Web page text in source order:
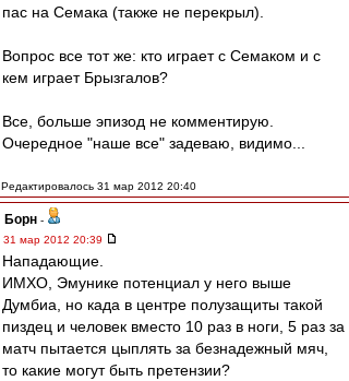
пас на Семака (также не перекрыл).
Вопрос все тот же: кто играет с Семаком и с
кем играет Брызгалов?
Все, больше эпизод не комментирую.
Очередное "наше все" задеваю, видимо...
Редактировалось 31 мар 2012 20:40
Борн -
31 мар 2012 20:39
Нападающие.
ИМХО, Эмунике потенциал у него выше
Думбиа, но када в центре полузащиты такой
пиздец и человек вместо 10 раз в ноги, 5 раз за
матч пытается цыплять за безнадежный мяч,
то какие могут быть претензии?